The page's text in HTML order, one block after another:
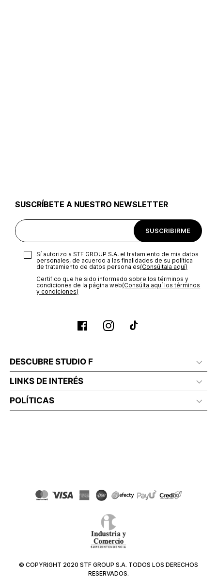
SUSCRÍBETE A NUESTRO NEWSLETTER
SUSCRIBIRME
Sí autorizo a STF GROUP S.A. el tratamiento de mis datos
personales, de acuerdo a las finalidades de su política
de tratamiento de datos personales‎(Consúltala aquí)
Certifico que he sido informado sobre los términos y
condiciones de la página web‎(Consúlta aquí los términos
y condiciones)
DESCUBRE STUDIO F
LINKS DE INTERÉS
POLÍTICAS
© COPYRIGHT 2020 STF GROUP S.A. TODOS LOS DERECHOS
RESERVADOS.